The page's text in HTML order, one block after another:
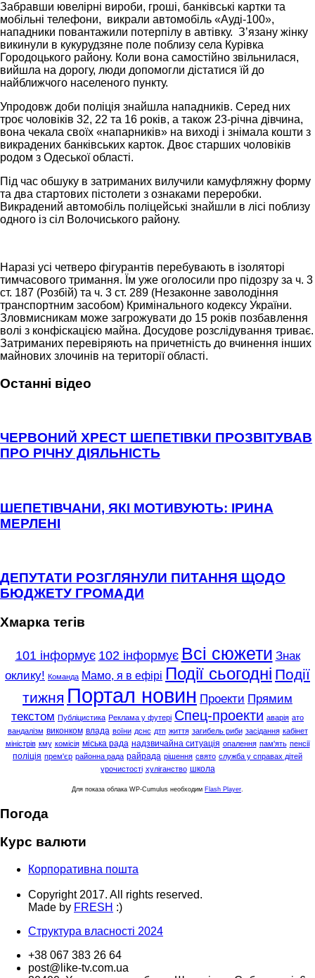
Забравши ювелірні вироби, гроші, банківські картки та
мобільні телефони, викрали автомобіль «Ауді-100»,
нападники повантажили потерпілу в автівку. Зʼязану жінку
викинули в кукурудзяне поле поблизу села Курівка
Городоцького району. Коли вона самостійно звільнилася,
вийшла на дорогу, люди допомогли дістатися їй до
найближчого населеного пункту.
Упродовж доби поліція знайшла нападників. Серед них
троє чоловіків 32, 22 та 16 років, а також 23-річна дівчина,
вона чекала своїх «напарників» на виході і знімала кошти з
викрадених банківських карток. Двоє старших чоловіків
родом з Одеської області.
Під час обшуку в затриманих вилучили камуфляжну форму
та два стартових пістолети з ознаками переробки.
Викрадений автомобіль поліцейські знайшли в лісі поблизу
одного із сіл Волочиського району.
Наразі усі четверо фігурантів перебувають в ізоляторі
тимчасового тримання. Їм уже оголосили про підозру за ч. 3
ст. 187 (Розбій) та ч. 3 ст. 289 (Незаконне заволодіння
транспортним засобом) Кримінального кодексу України.
Зловмисникам може загрожувати до 15 років позбавлення
волі з конфіскацією майна. Досудове розслідування триває.
Затриманих перевіряють на причетність до вчинення інших
майнових злочинів на території області.
Останні відео
ЧЕРВОНИЙ ХРЕСТ ШЕПЕТІВКИ ПРОЗВІТУВАВ
ПРО РІЧНУ ДІЯЛЬНІСТЬ
ШЕПЕТІВЧАНИ, ЯКІ МОТИВУЮТЬ: ІРИНА
МЕРЛЕНІ
ДЕПУТАТИ РОЗГЛЯНУЛИ ПИТАННЯ ЩОДО
БЮДЖЕТУ ГРОМАДИ
Хмарка тегів
101 інформує 102 інформує Всі сюжети Знак
оклику! Команда Мамо, я в ефірі Події сьогодні Події
тижня Портал новин Проекти Прямим
текстом Публіцистика Реклама у футері Спец-проекти аварія ато
вандалізм виконком влада воїни дснс дтп життя загибель риби засідання кабінет
міністрів кму комісія міська рада надзвичайна ситуація опалення пам'ять пенсії
поліція прем'єр районна рада райрада рішення свято служба у справах дітей
урочистості хуліганство школа
Для показа облака WP-Cumulus необходим Flash Player
Погода
Курс валюти
Корпоративна пошта
Copyright 2017. All rights reserved.
Made by FRESH :)
Структура власності 2024
+38 067 383 26 64
post@like-tv.com.ua